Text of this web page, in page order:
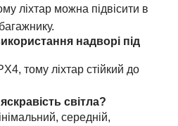
ліхтар можна підвісити в
надворі під
тому ліхтар стійкий до
світла?
середній,